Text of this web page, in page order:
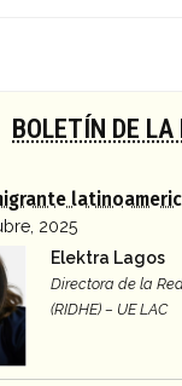
BOLETÍN DE
2025
Elektra Lagos
Directora de la
(RIDHE) – UE LAC